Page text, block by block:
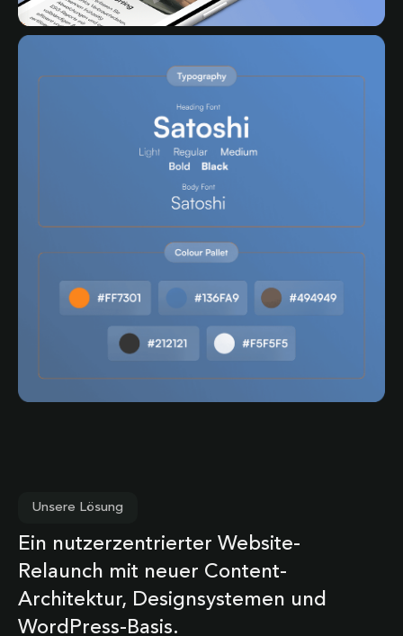
Unsere Lösung
Ein nutzerzentrierter Website-
Relaunch mit neuer Content-
Architektur, Designsystemen und
WordPress-Basis.